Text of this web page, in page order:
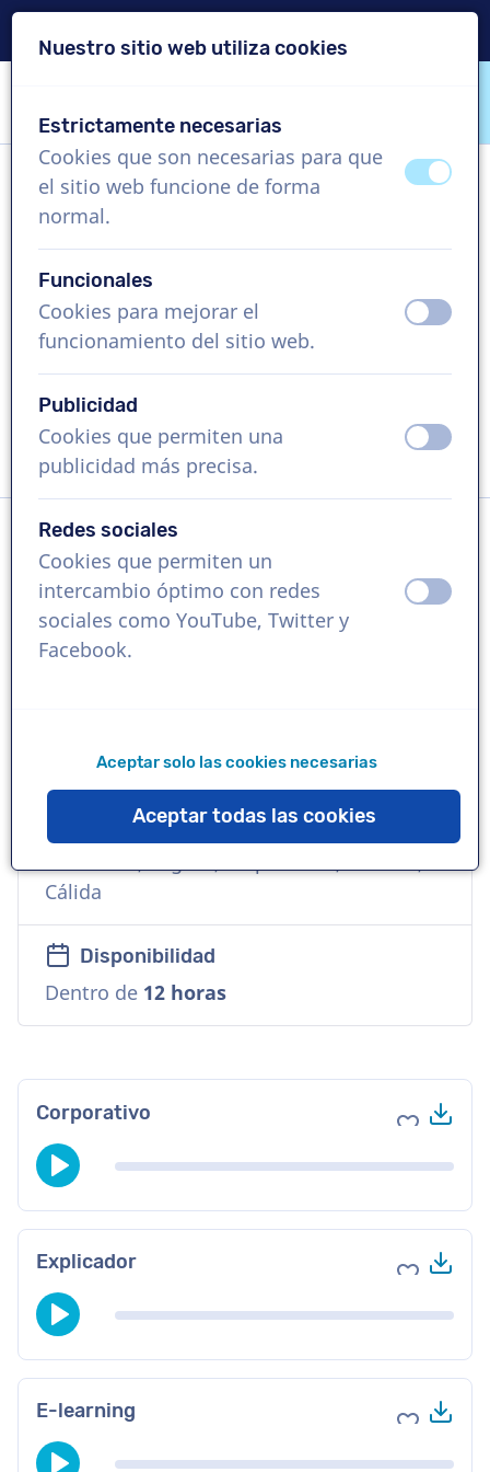
VoiceProductions
Simeon
US$ 369,95
Vídeo corporativo , 1 - 250 palabras
Solicita una demo gratis
Idioma
Alemán
Referencias
signseeing
Cálida
Disponibilidad
Dentro de 12 horas
Corporativo Agregar
Explicador Agregar
E-learning Agregar
Nuestro sitio web utiliza cookies
Estrictamente necesarias
Cookies que son necesarias para que
el sitio web funcione de forma
normal.
Funcionales
Cookies para mejorar el
funcionamiento del sitio web.
Publicidad
Cookies que permiten una
publicidad más precisa.
Redes sociales
Cookies que permiten un
intercambio óptimo con redes
sociales como YouTube, Twitter y
Facebook.
Aceptar solo las cookies necesarias
Aceptar todas las cookies